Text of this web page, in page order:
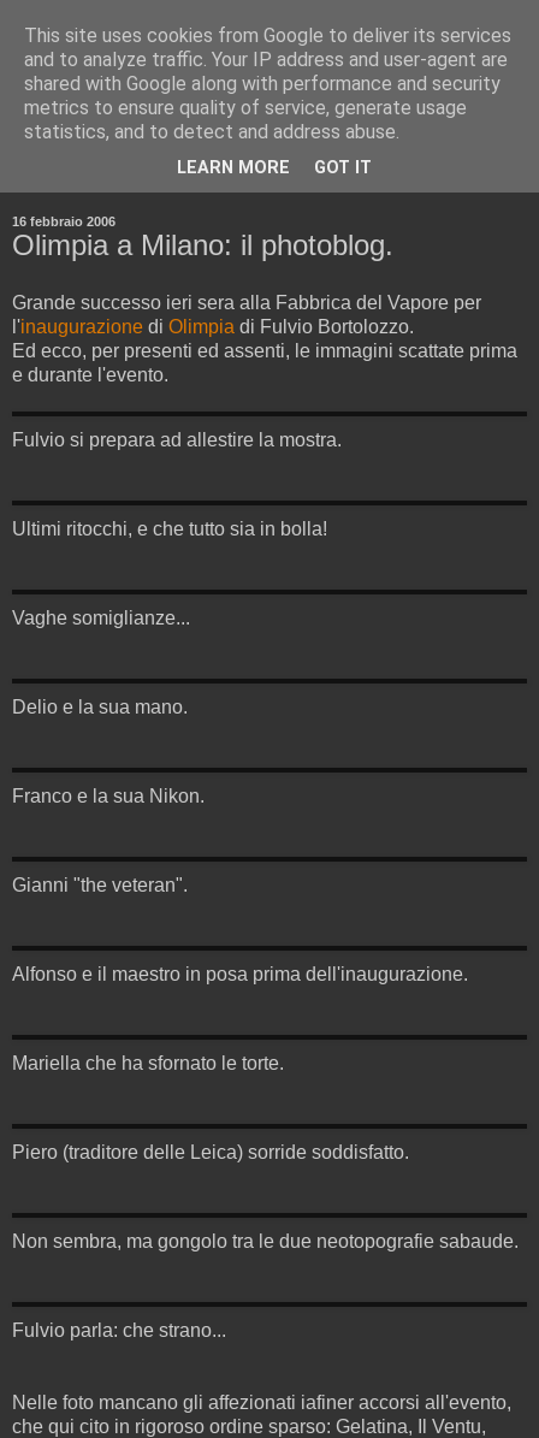
16 febbraio 2006
Olimpia a Milano: il photoblog.
Grande successo ieri sera alla Fabbrica del Vapore per
l'inaugurazione di Olimpia di Fulvio Bortolozzo.
Ed ecco, per presenti ed assenti, le immagini scattate prima
e durante l'evento.
Fulvio si prepara ad allestire la mostra.
Ultimi ritocchi, e che tutto sia in bolla!
Vaghe somiglianze...
Delio e la sua mano.
Franco e la sua Nikon.
Gianni "the veteran".
Alfonso e il maestro in posa prima dell'inaugurazione.
Mariella che ha sfornato le torte.
Piero (traditore delle Leica) sorride soddisfatto.
Non sembra, ma gongolo tra le due neotopografie sabaude.
Fulvio parla: che strano...
Nelle foto mancano gli affezionati iafiner accorsi all'evento,
che qui cito in rigoroso ordine sparso: Gelatina, Il Ventu,
This site uses cookies from Google to deliver its services
and to analyze traffic. Your IP address and user-agent are
shared with Google along with performance and security
metrics to ensure quality of service, generate usage
statistics, and to detect and address abuse.
LEARN MORE GOT IT